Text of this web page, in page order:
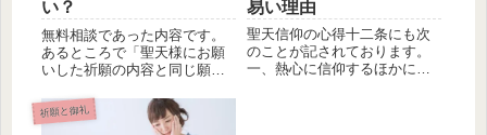
い？
無料相談であった内容です。
あるところで「聖天様にお願
いした祈願の内容と同じ願い
に願うの...
易い理由
聖天信仰の心得十二条にも次
のことが記されております。
一、熱心に信仰するほかに、
祈願と御礼